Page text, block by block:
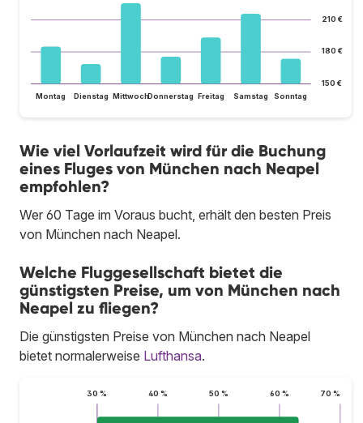
150 €
180 €
210 €
Montag Dienstag MittwochDonnerstag Freitag Samstag Sonntag
Wie viel Vorlaufzeit wird für die Buchung
eines Fluges von München nach Neapel
empfohlen?
Wer 60 Tage im Voraus bucht, erhält den besten Preis
von München nach Neapel.
Welche Fluggesellschaft bietet die
günstigsten Preise, um von München nach
Neapel zu fliegen?
Die günstigsten Preise von München nach Neapel
bietet normalerweise Lufthansa.
30 % 40 % 50 % 60 % 70 %